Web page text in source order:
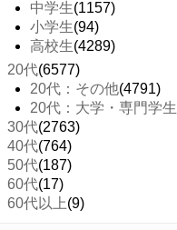
中学生(1157)
小学生(94)
高校生(4289)
20代(6577)
20代：その他(4791)
20代：大学・専門学生
30代(2763)
40代(764)
50代(187)
60代(17)
60代以上(9)